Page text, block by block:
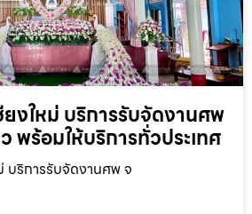
งใหม่ บริการรับจัดงานศพ
พร้อมให้บริการทั่วประเทศ
บริการรับจัดงานศพ จ